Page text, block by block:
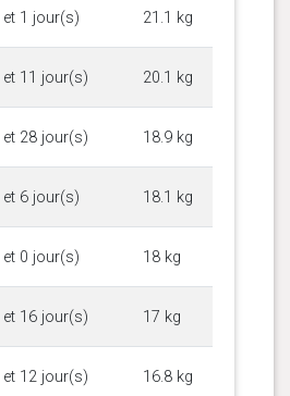
1 jour(s) 21.1 kg
11 jour(s) 20.1 kg
28 jour(s) 18.9 kg
6 jour(s) 18.1 kg
0 jour(s) 18 kg
16 jour(s) 17 kg
12 jour(s) 16.8 kg